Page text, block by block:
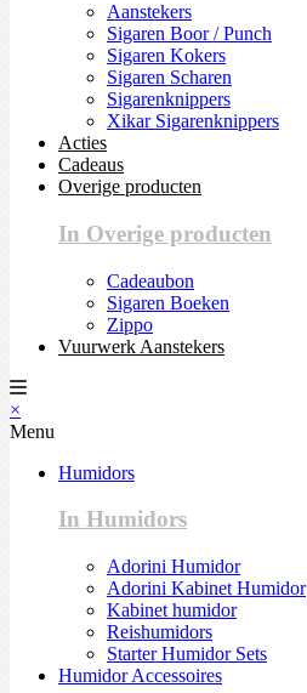
Aanstekers
Sigaren Boor / Punch
Sigaren Kokers
Sigaren Scharen
Sigarenknippers
Xikar Sigarenknippers
Acties
Cadeaus
Overige producten
In Overige producten
Cadeaubon
Sigaren Boeken
Zippo
Vuurwerk Aanstekers
×
Menu
Humidors
In Humidors
Adorini Humidor
Adorini Kabinet Humidor
Kabinet humidor
Reishumidors
Starter Humidor Sets
Humidor Accessoires